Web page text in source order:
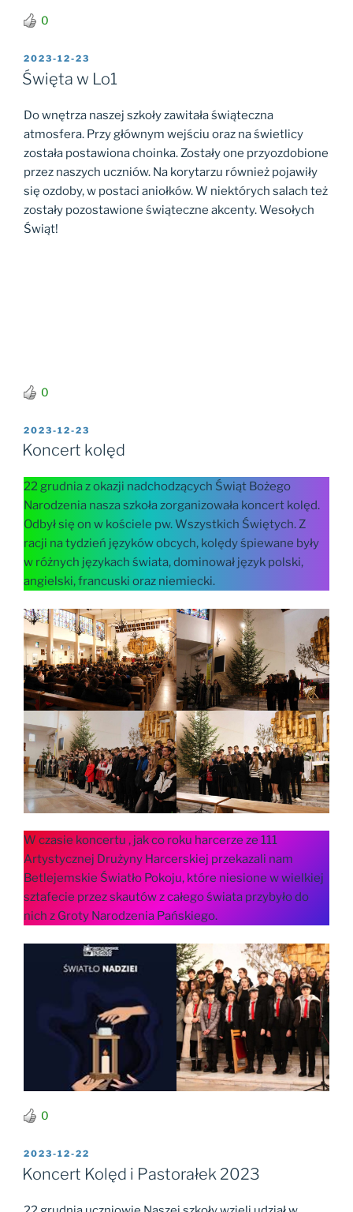
0
OPUBLIKOWANE
W
2023-12-23
Święta w Lo1
Do wnętrza naszej szkoły zawitała świąteczna
atmosfera. Przy głównym wejściu oraz na świetlicy
została postawiona choinka. Zostały one przyozdobione
przez naszych uczniów. Na korytarzu również pojawiły
się ozdoby, w postaci aniołków. W niektórych salach też
zostały pozostawione świąteczne akcenty. Wesołych
Świąt!
0
OPUBLIKOWANE
W
2023-12-23
Koncert kolęd
22 grudnia z okazji nadchodzących Świąt Bożego
Narodzenia nasza szkoła zorganizowała koncert kolęd.
Odbył się on w kościele pw. Wszystkich Świętych. Z
racji na tydzień języków obcych, kolędy śpiewane były
w różnych językach świata, dominował język polski,
angielski, francuski oraz niemiecki.
W czasie koncertu , jak co roku harcerze ze 111
Artystycznej Drużyny Harcerskiej przekazali nam
Betlejemskie Światło Pokoju, które niesione w wielkiej
sztafecie przez skautów z całego świata przybyło do
nich z Groty Narodzenia Pańskiego.
0
OPUBLIKOWANE
W
2023-12-22
Koncert Kolęd i Pastorałek 2023